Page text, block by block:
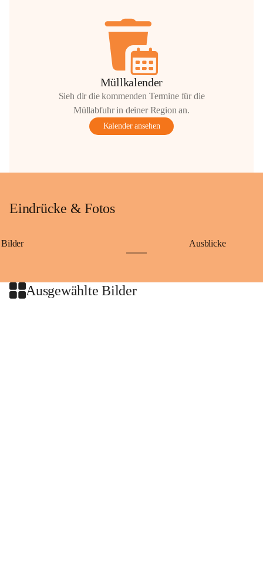
Müllkalender
Sieh dir die kommenden Termine für die
Müllabfuhr in deiner Region an.
Kalender ansehen
Eindrücke & Fotos
Bilder Ausblicke
Ausgewählte Bilder